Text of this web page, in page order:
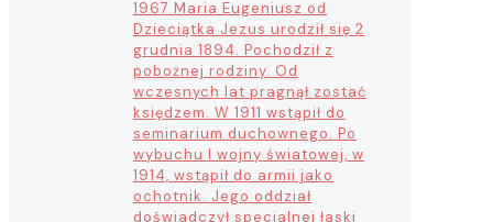
1967 Maria Eugeniusz od
Dzieciątka Jezus urodził się 2
grudnia 1894. Pochodził z
pobożnej rodziny. Od
wczesnych lat pragnął zostać
księdzem. W 1911 wstąpił do
seminarium duchownego. Po
wybuchu I wojny światowej, w
1914, wstąpił do armii jako
ochotnik. Jego oddział
doświadczył specjalnej łaski